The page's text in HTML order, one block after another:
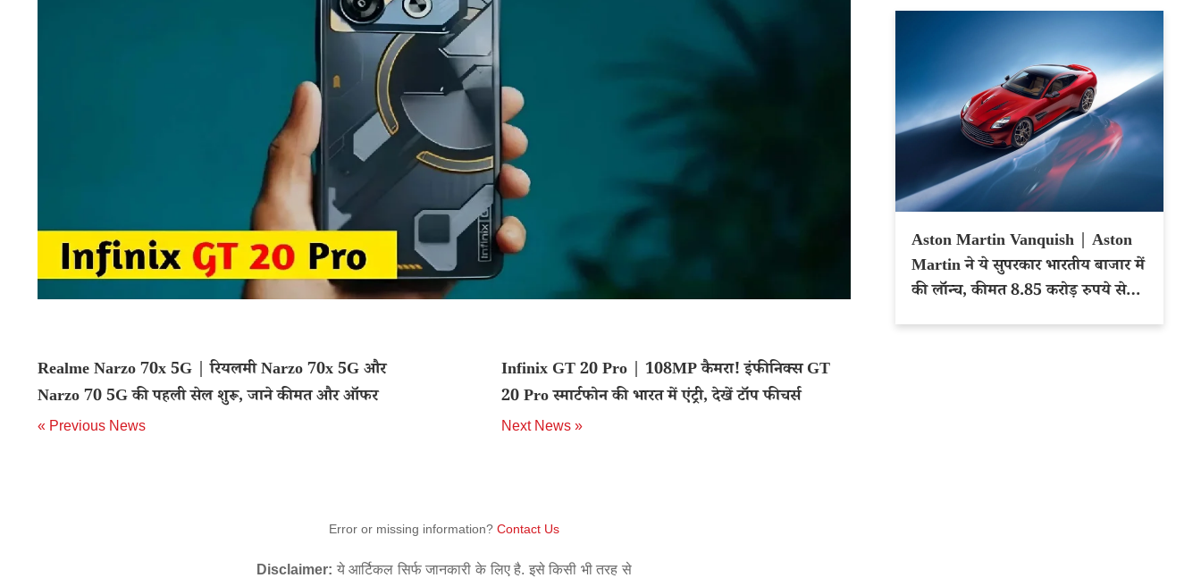
Realme Narzo 70x 5G | रियलमी Narzo 70x 5G और
Narzo 70 5G की पहली सेल शुरू, जाने कीमत और ऑफर
« Previous News
Infinix GT 20 Pro | 108MP कैमरा! इंफीनिक्स GT
20 Pro स्मार्टफोन की भारत में एंट्री, देखें टॉप फीचर्स
Next News »
Error or missing information? Contact Us
Disclaimer: ये आर्टिकल सिर्फ जानकारी के लिए है. इसे किसी भी तरह से
Aston Martin Vanquish | Aston
Martin ने ये सुपरकार भारतीय बाजार में
की लॉन्च, कीमत 8.85 करोड़ रुपये से